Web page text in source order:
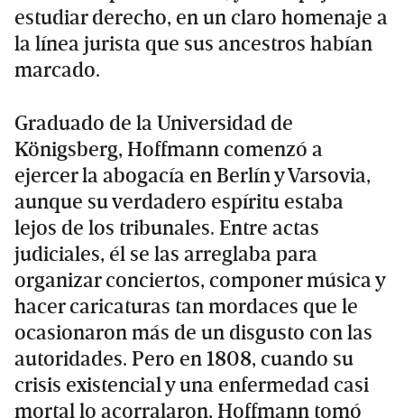
estudiar derecho, en un claro homenaje a
la línea jurista que sus ancestros habían
marcado.
Graduado de la Universidad de
Königsberg, Hoffmann comenzó a
ejercer la abogacía en Berlín y Varsovia,
aunque su verdadero espíritu estaba
lejos de los tribunales. Entre actas
judiciales, él se las arreglaba para
organizar conciertos, componer música y
hacer caricaturas tan mordaces que le
ocasionaron más de un disgusto con las
autoridades. Pero en 1808, cuando su
crisis existencial y una enfermedad casi
mortal lo acorralaron, Hoffmann tomó